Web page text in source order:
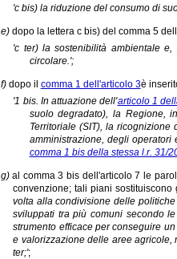
'c bis) la riduzione del consumo di
e) dopo la lettera c bis) del comma 5
'c ter) la sostenibilità ambientale
circolare.';
f) dopo il comma 1 dell'articolo 3è
'1 bis. In attuazione dell'articolo 1
suolo degradato), la Regione,
Territoriale (SIT), la
amministrazione, degli
comma 1 bis della stessa l.r. 31/
g)al comma 3 bis dell'articolo 7 le
convenzione; tali piani
volta alla condivisione delle
sviluppati tra più comuni secondo
strumento efficace per conseguire
e valorizzazione delle aree agricole,
ter;';